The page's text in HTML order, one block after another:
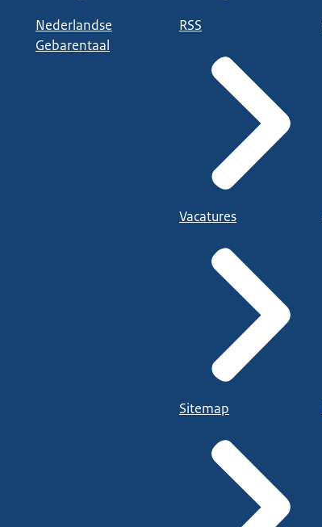
Nederlandse
Gebarentaal
RSS
Vacatures
Sitemap